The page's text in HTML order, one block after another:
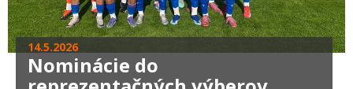
14.5.2026
Nominácie do